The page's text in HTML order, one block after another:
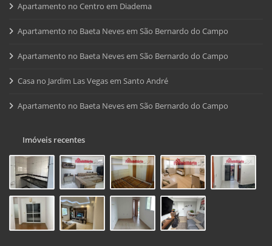
Apartamento no Centro em Diadema
Apartamento no Baeta Neves em São Bernardo do Campo
Apartamento no Baeta Neves em São Bernardo do Campo
Casa no Jardim Las Vegas em Santo André
Apartamento no Baeta Neves em São Bernardo do Campo
Imóveis recentes